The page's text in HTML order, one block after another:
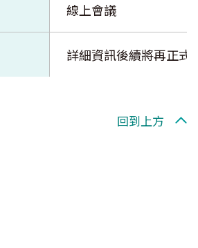
線上會議
詳細資訊後續將再正式
回到上方